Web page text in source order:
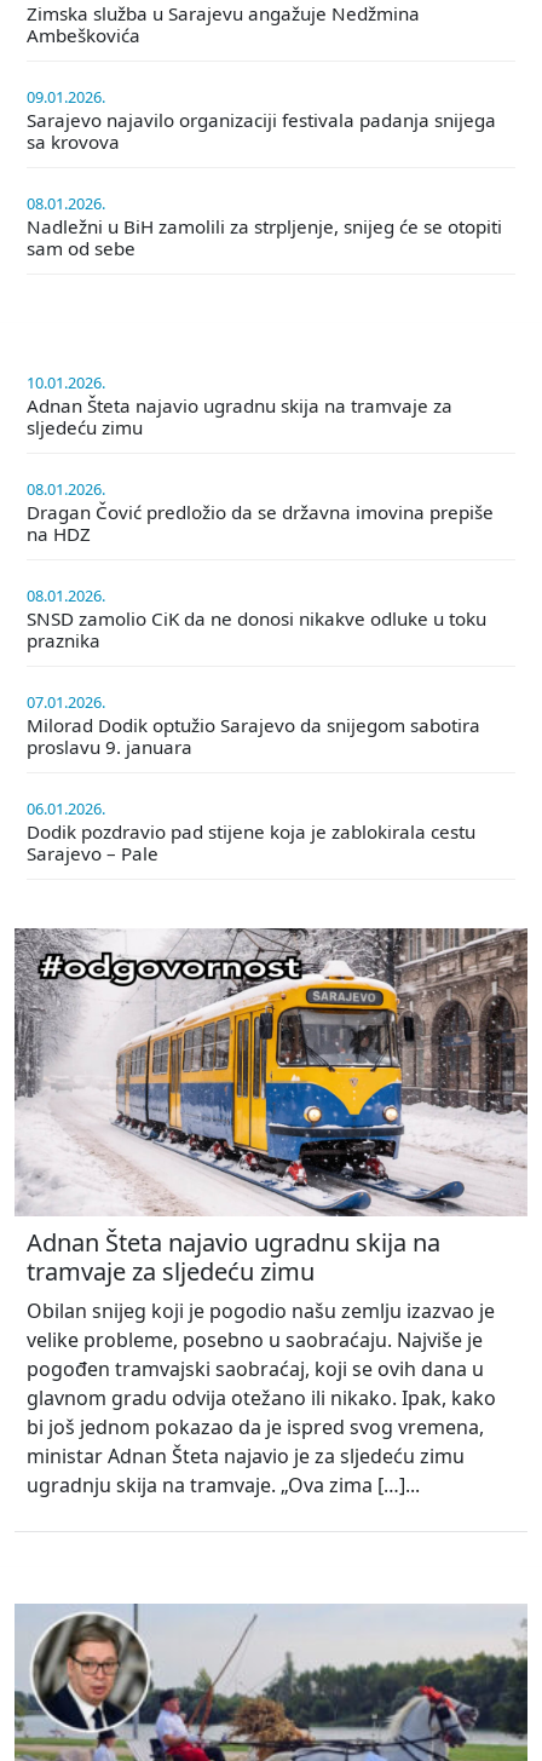
Zimska služba u Sarajevu angažuje Nedžmina
Ambeškovića
09.01.2026.
Sarajevo najavilo organizaciji festivala padanja snijega
sa krovova
08.01.2026.
Nadležni u BiH zamolili za strpljenje, snijeg će se otopiti
sam od sebe
10.01.2026.
Adnan Šteta najavio ugradnu skija na tramvaje za
sljedeću zimu
08.01.2026.
Dragan Čović predložio da se državna imovina prepiše
na HDZ
08.01.2026.
SNSD zamolio CiK da ne donosi nikakve odluke u toku
praznika
07.01.2026.
Milorad Dodik optužio Sarajevo da snijegom sabotira
proslavu 9. januara
06.01.2026.
Dodik pozdravio pad stijene koja je zablokirala cestu
Sarajevo – Pale
Adnan Šteta najavio ugradnu skija na
tramvaje za sljedeću zimu
Obilan snijeg koji je pogodio našu zemlju izazvao je
velike probleme, posebno u saobraćaju. Najviše je
pogođen tramvajski saobraćaj, koji se ovih dana u
glavnom gradu odvija otežano ili nikako. Ipak, kako
bi još jednom pokazao da je ispred svog vremena,
ministar Adnan Šteta najavio je za sljedeću zimu
ugradnju skija na tramvaje. „Ova zima […]...